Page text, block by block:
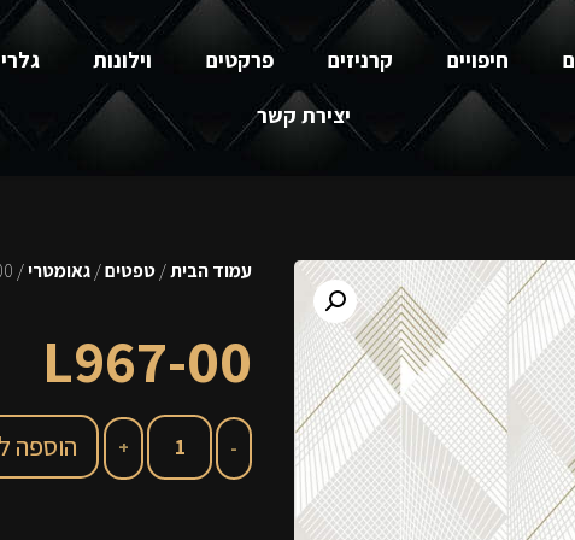
חיפויים קרניזים פרקטים וילונות
יצירת קשר
עמוד הבית/טפטים/גאומטרי/ L967-00
L967-00
הוספה